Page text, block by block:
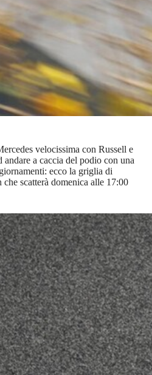
velocissima con Russell e
a caccia del podio con una
ecco la griglia di
scatterà domenica alle 17:00